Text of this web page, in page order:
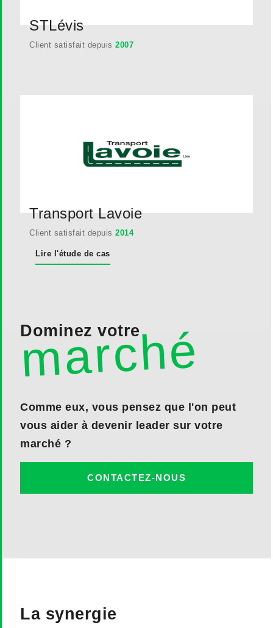
STLévis
Client satisfait depuis 2007
Transport Lavoie
Client satisfait depuis 2014
Lire l'étude de cas
Dominez votre
marché
Comme eux, vous pensez que l'on peut
vous aider à devenir leader sur votre
marché ?
CONTACTEZ-NOUS
La synergie